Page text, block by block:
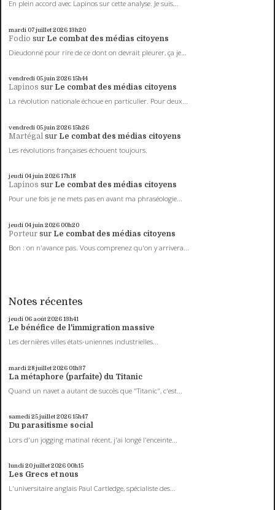
En plein accord avec Lapinos sur cette analyse. Je suis...
mardi 07juillet 202613h20
Fodio sur Le combat des médias citoyens
Dieudonné pour rire de ce dont on devrait pleurer, ça je...
vendredi 05juin 202615h44
Lapinos sur Le combat des médias citoyens
La révolution nationale échoue en particulier. Pour deux...
vendredi 05juin 202615h26
Martégal sur Le combat des médias citoyens
Les révolutions françaises échouent toujours.
jeudi 04juin 202617h18
Lapinos sur Le combat des médias citoyens
Pour une fois je ne mets pas en avant ma phraséologie...
jeudi 04juin 2026 00h20
Porteur sur Le combat des médias citoyens
Bon : on n'avance pas. Vous comprenez qu'on y arrivera...
Notes récentes
jeudi 06 août 202613h41
Le bénéfice de l'immigration massive
Les dernières villes états-uniennes industrielles...
mardi 28juillet 2026 01h37
La métaphore (parfaite) du Titanic
Quand un navet a autant de succès que "Titanic", c'est...
samedi 25juillet 202615h47
Du parasitisme social
Lors d'un jogging matinal récent, j'ai longé l'enceinte...
lundi 20juillet 2026 00h15
Les Grecs et nous
L'universitaire anglais Paul Cartledge, spécialiste des...